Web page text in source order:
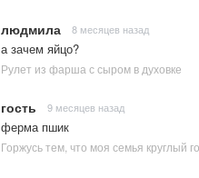
людмила 8 месяцев назад
а зачем яйцо?
Рулет из фарша с сыром в духовке
гость 9 месяцев назад
ферма пшик